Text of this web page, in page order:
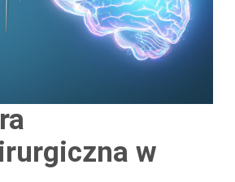
w